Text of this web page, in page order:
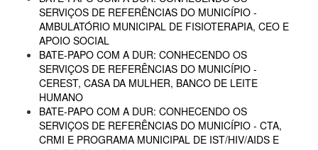
SERVIÇOS DE REFERÊNCIAS DO MUNICÍPIO -
AMBULATÓRIO MUNICIPAL DE FISIOTERAPIA, CEO E
APOIO SOCIAL
BATE-PAPO COM A DUR: CONHECENDO OS
SERVIÇOS DE REFERÊNCIAS DO MUNICÍPIO -
CEREST, CASA DA MULHER, BANCO DE LEITE
HUMANO
BATE-PAPO COM A DUR: CONHECENDO OS
SERVIÇOS DE REFERÊNCIAS DO MUNICÍPIO - CTA,
CRMI E PROGRAMA MUNICIPAL DE IST/HIV/AIDS E